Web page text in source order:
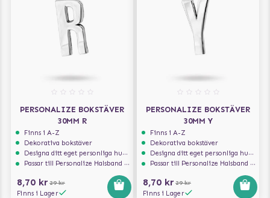
PERSONALIZE BOKSTÄVER
30MM R
Finns i A-Z
Dekorativa bokstäver
Designa ditt eget personliga hundhalsband
Passar till Personalize Halsband 30mm
8,70 kr 29 kr
Finns i Lager
PERSONALIZE BOKSTÄVER
30MM Y
Finns i A-Z
Dekorativa bokstäver
Designa ditt eget personliga hundhalsband
Passar till Personalize Halsband 30mm
8,70 kr 29 kr
Finns i Lager